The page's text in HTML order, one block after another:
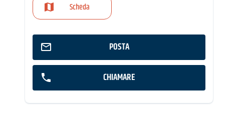
Scheda
POSTA
CHIAMARE